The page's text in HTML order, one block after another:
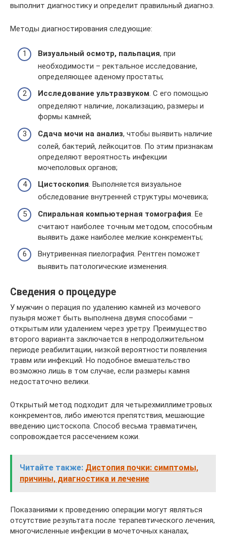
выполнит диагностику и определит правильный диагноз.
Методы диагностирования следующие:
Визуальный осмотр, пальпация, при
необходимости – ректальное исследование,
определяющее аденому простаты;
Исследование ультразвуком. С его помощью
определяют наличие, локализацию, размеры и
формы камней;
Сдача мочи на анализ, чтобы выявить наличие
солей, бактерий, лейкоцитов. По этим признакам
определяют вероятность инфекции
мочеполовых органов;
Цистоскопия. Выполняется визуальное
обследование внутренней структуры мочевика;
Спиральная компьютерная томография . Ее
считают наиболее точным методом, способным
выявить даже наиболее мелкие конкременты;
Внутривенная пиелография. Рентген поможет
выявить патологические изменения.
Сведения о процедуре
У мужчин о перация по удалению камней из мочевого
пузыря может быть выполнена двумя способами –
открытым или удалением через уретру. Преимущество
второго варианта заключается в непродолжительном
периоде реабилитации, низкой вероятности появления
травм или инфекций. Но подобное вмешательство
возможно лишь в том случае, если размеры камня
недостаточно велики.
Открытый метод подходит для четырехмиллиметровых
конкрементов, либо имеются препятствия, мешающие
введению цистоскопа. Способ весьма травматичен,
сопровождается рассечением кожи.
Читайте также: Дистопия почки: симптомы,
причины, диагностика и лечение
Показаниями к проведению операции могут являться
отсутствие результата после терапевтического лечения,
многочисленные инфекции в мочеточных каналах,